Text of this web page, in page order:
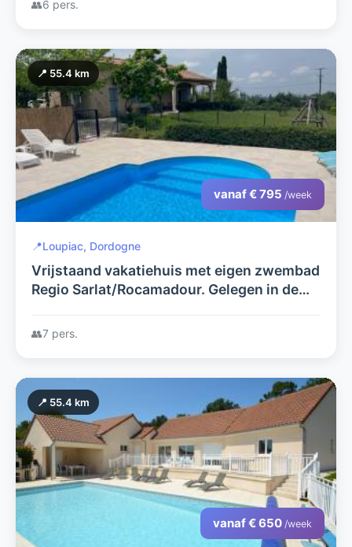
👥6 pers.
📍 55.4 km
vanaf € 795 /week
📍Loupiac, Dordogne
Vrijstaand vakatiehuis met eigen zwembad
Regio Sarlat/Rocamadour. Gelegen in de
👥7 pers.
📍 55.4 km
vanaf € 650 /week